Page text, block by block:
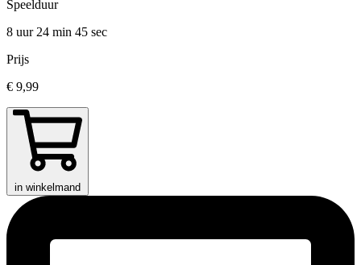
Speelduur
8 uur 24 min 45 sec
Prijs
€ 9,99
in winkelmand